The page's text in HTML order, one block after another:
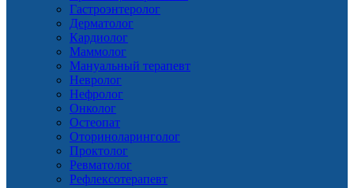
Гастроэнтеролог
Дерматолог
Кардиолог
Маммолог
Мануальный терапевт
Невролог
Нефролог
Онколог
Остеопат
Оториноларинголог
Проктолог
Ревматолог
Рефлексотерапевт